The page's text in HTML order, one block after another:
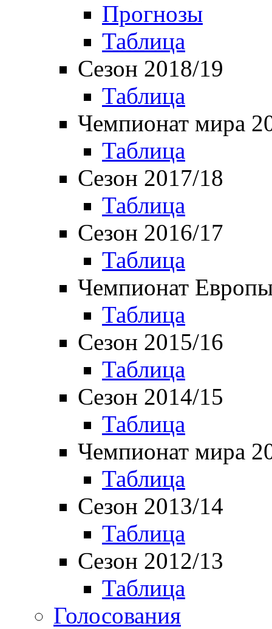
Прогнозы
Таблица
Сезон 2018/19
Таблица
Чемпионат мира
Таблица
Сезон 2017/18
Таблица
Сезон 2016/17
Таблица
Чемпионат
Таблица
Сезон 2015/16
Таблица
Сезон 2014/15
Таблица
Чемпионат мира
Таблица
Сезон 2013/14
Таблица
Сезон 2012/13
Таблица
Голосования